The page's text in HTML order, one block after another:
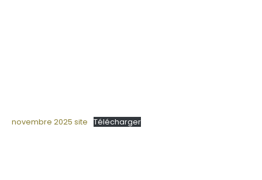
novembre 2025 site Télécharger